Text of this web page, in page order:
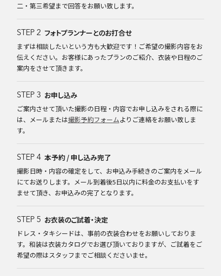
二・第三希望まで回答をお願い致します。
STEP 2 フォトプランナーとのお打合せ
まずは相談したいという方も大歓迎です！ご希望の撮影内容をお
伝えください。お客様にあったプランのご紹介、衣装や日程のご
案内をさせて頂きます。
STEP 3 お申し込み
ご案内させて頂いた撮影の日程・内容でお申し込みをされる際に
は、メールまたは撮影予約フォームよりご連絡をお願い致しま
す。
STEP 4 本予約 / 申し込み完了
撮影日時・内容の確定をして、お申込み手続きのご案内をメール
にてお送りします。メール到着後5日以内に料金のお支払いをす
ませて頂き、お申込みの完了となります。
STEP 5 お衣装のご試着・決定
ドレス・タキシードは、事前の衣装合わせをお願いしておりま
す。和装は衣装カタログでお選び頂いておりますが、ご試着をご
希望の際はスタッフまでご相談くださいませ。